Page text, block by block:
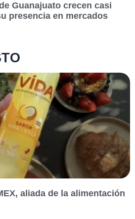
Guanajuato crecen casi
presencia en mercados
aliada de la alimentación